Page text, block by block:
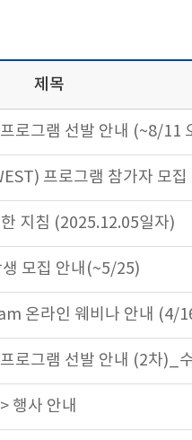
제목
로그램 선발 안내 (~8/11
프로그램 참가자 모집
지침 (2025.12.05일자)
모집 안내(~5/25)
온라인 웨비나 안내 (4/
로그램 선발 안내 (2차)_
행사 안내